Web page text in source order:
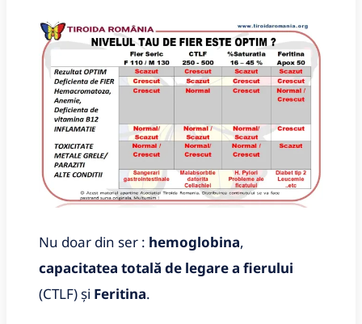
Nu doar din ser : hemoglobina,
capacitatea totală de legare a fierului
(CTLF) și Feritina.